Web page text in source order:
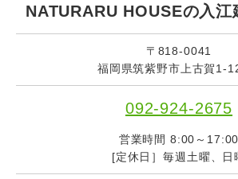
NATURARU HOUSEの入江
〒818-0041
福岡県筑紫野市上古賀1-
092-924-2675
営業時間 8:00～17:00
[定休日］毎週土曜、日